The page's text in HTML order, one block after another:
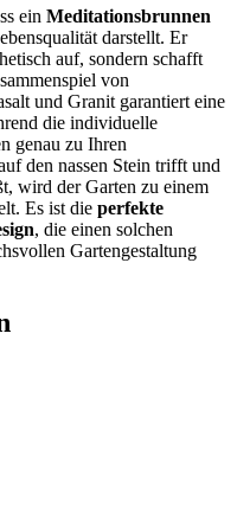
ein Meditationsbrunnen
darstellt. Er
auf, sondern schafft
von
und Granit garantiert eine
die individuelle
genau zu Ihren
den nassen Stein trifft und
wird der Garten zu einem
Es ist die perfekte
, die einen solchen
Gartengestaltung